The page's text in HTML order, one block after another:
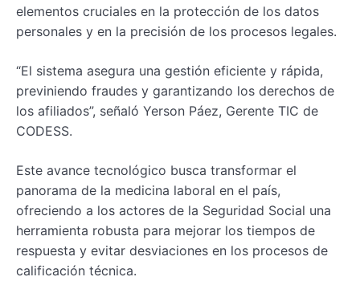
elementos cruciales en la protección de los datos
personales y en la precisión de los procesos legales.
“El sistema asegura una gestión eficiente y rápida,
previniendo fraudes y garantizando los derechos de
los afiliados”, señaló Yerson Páez, Gerente TIC de
CODESS.
Este avance tecnológico busca transformar el
panorama de la medicina laboral en el país,
ofreciendo a los actores de la Seguridad Social una
herramienta robusta para mejorar los tiempos de
respuesta y evitar desviaciones en los procesos de
calificación técnica.